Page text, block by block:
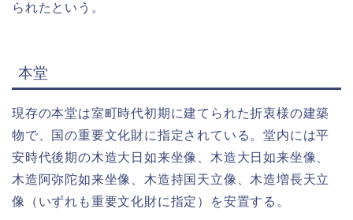
られたという。
本堂
現存の本堂は室町時代初期に建てられた折衷様の建築
物で、国の重要文化財に指定されている。堂内には平
安時代後期の木造大日如来坐像、木造大日如来坐像、
木造阿弥陀如来坐像、木造持国天立像、木造増長天立
像（いずれも重要文化財に指定）を安置する。